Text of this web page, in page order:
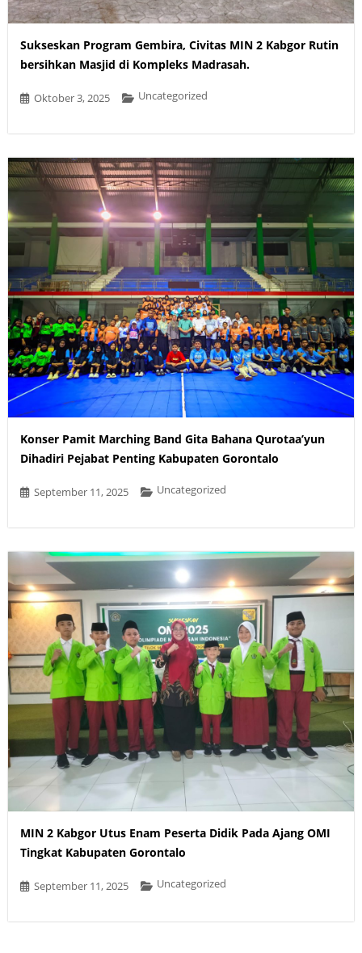
Sukseskan Program Gembira, Civitas MIN 2 Kabgor Rutin
bersihkan Masjid di Kompleks Madrasah.
Oktober 3, 2025 Uncategorized
Konser Pamit Marching Band Gita Bahana Qurotaa’yun
Dihadiri Pejabat Penting Kabupaten Gorontalo
September 11, 2025 Uncategorized
MIN 2 Kabgor Utus Enam Peserta Didik Pada Ajang OMI
Tingkat Kabupaten Gorontalo
September 11, 2025 Uncategorized